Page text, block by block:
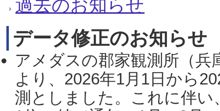
過去のお知らせ
データ修正のお知らせ
アメダスの郡家観測所（
より、2026年1月1日から
測としました。これに伴い